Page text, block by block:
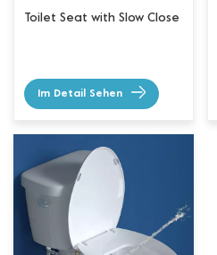
Toilet Seat with Slow Close
Im Detail Sehen